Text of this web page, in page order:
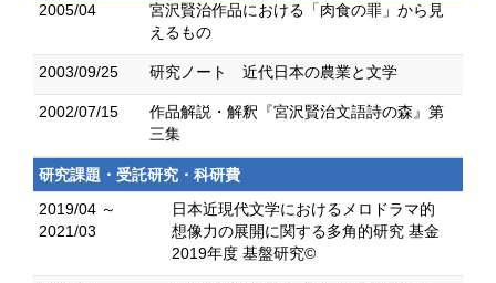
2005/04
宮沢賢治作品における「肉食の罪」から見
えるもの
2003/09/25 研究ノート 近代日本の農業と文学
2002/07/15
作品解説・解釈『宮沢賢治文語詩の森』第
三集
研究課題・受託研究・科研費
2019/04 ～
2021/03
日本近現代文学におけるメロドラマ的
想像力の展開に関する多角的研究 基金
2019年度 基盤研究©